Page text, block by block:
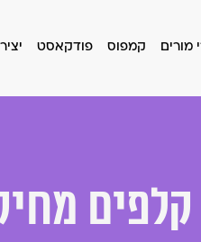
מורים קמפוס פודקאסט
קלפים